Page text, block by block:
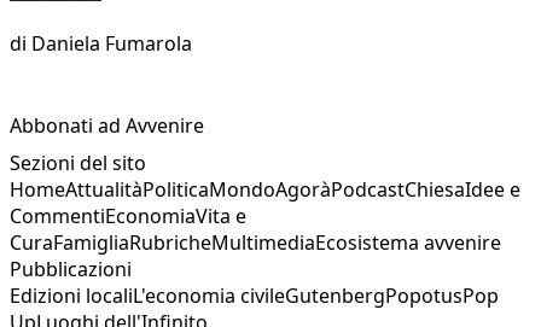
di Daniela Fumarola
Abbonati ad Avvenire
Sezioni del sito
HomeAttualitàPoliticaMondoAgoràPodcastChiesaIdee e
CommentiEconomiaVita e
CuraFamigliaRubricheMultimediaEcosistema avvenire
Pubblicazioni
Edizioni localiL'economia civileGutenbergPopotusPop